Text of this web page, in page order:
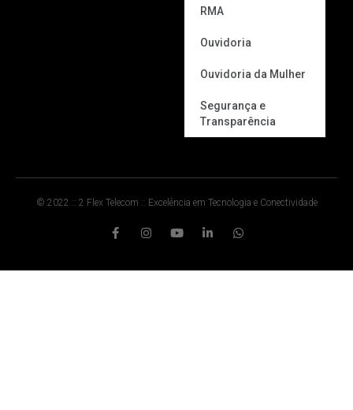
RMA
Ouvidoria
Ouvidoria da Mulher
Segurança e
Transparência
© 2022 :: 2 Flex Telecom :: Excelência em Tecnologia e Conectividade